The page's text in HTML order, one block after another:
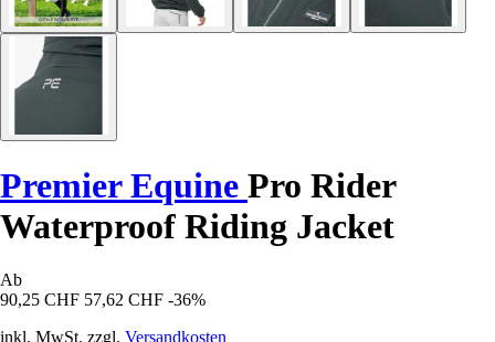
Premier Equine Pro Rider
Waterproof Riding Jacket
Ab
90,25 CHF 57,62 CHF -36%
inkl. MwSt. zzgl. Versandkosten